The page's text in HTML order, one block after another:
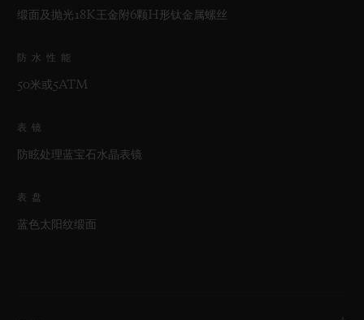
缎面及抛光18K王金附6颗H形钛金属螺丝
防水性能
50米或5ATM
表镜
防眩处理蓝宝石水晶表镜
表盘
蓝色太阳纹缎面